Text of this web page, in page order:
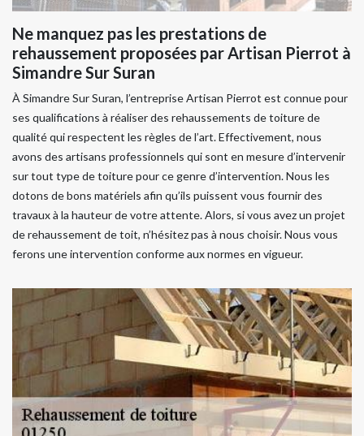
Ne manquez pas les prestations de
rehaussement proposées par Artisan Pierrot à
Simandre Sur Suran
À Simandre Sur Suran, l’entreprise Artisan Pierrot est connue pour
ses qualifications à réaliser des rehaussements de toiture de
qualité qui respectent les règles de l’art. Effectivement, nous
avons des artisans professionnels qui sont en mesure d’intervenir
sur tout type de toiture pour ce genre d’intervention. Nous les
dotons de bons matériels afin qu’ils puissent vous fournir des
travaux à la hauteur de votre attente. Alors, si vous avez un projet
de rehaussement de toit, n’hésitez pas à nous choisir. Nous vous
ferons une intervention conforme aux normes en vigueur.